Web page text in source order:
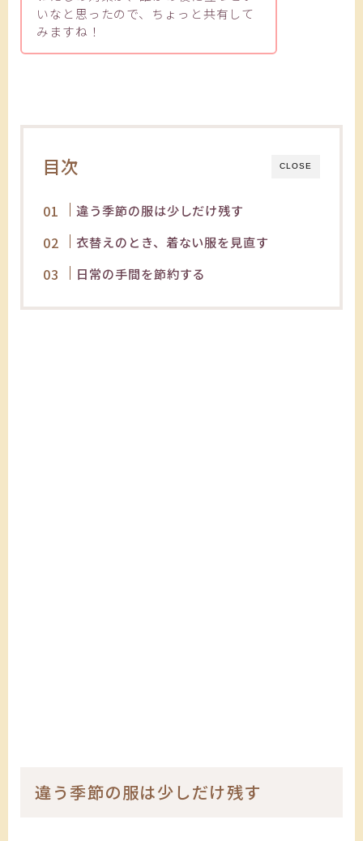
いなと思ったので、ちょっと共有して
みますね！
CLOSE
目次
違う季節の服は少しだけ残す
衣替えのとき、着ない服を見直す
日常の手間を節約する
違う季節の服は少しだけ残す